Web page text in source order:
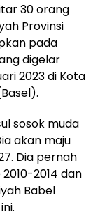
30 orang
Provinsi
pada
digelar
2023 di Kota
sosok muda
akan maju
Dia pernah
2014 dan
Babel